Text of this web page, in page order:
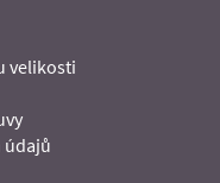
velikosti
údajů